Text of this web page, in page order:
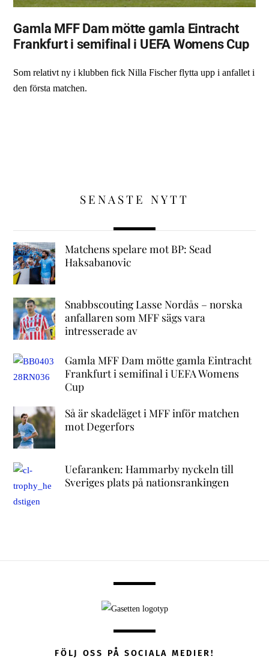
Gamla MFF Dam mötte gamla Eintracht
Frankfurt i semifinal i UEFA Womens Cup
Som relativt ny i klubben fick Nilla Fischer flytta upp i anfallet i
den första matchen.
SENASTE NYTT
Matchens spelare mot BP: Sead
Haksabanovic
Snabbscouting Lasse Nordås – norska
anfallaren som MFF sägs vara
intresserade av
Gamla MFF Dam mötte gamla Eintracht
Frankfurt i semifinal i UEFA Womens
Cup
Så är skadeläget i MFF inför matchen
mot Degerfors
Uefaranken: Hammarby nyckeln till
Sveriges plats på nationsrankingen
FÖLJ OSS PÅ SOCIALA MEDIER!